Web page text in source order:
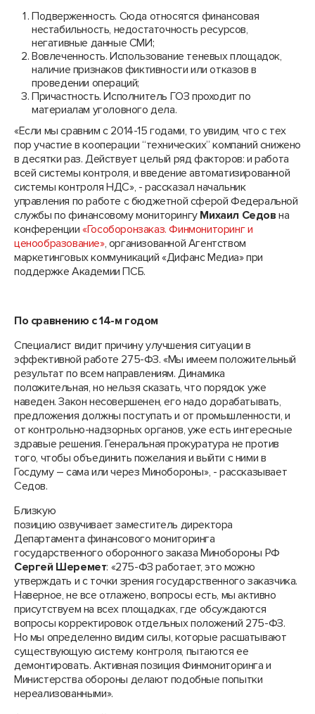
Подверженность. Сюда относятся финансовая
нестабильность, недостаточность ресурсов,
негативные данные СМИ;
Вовлеченность. Использование теневых площадок,
наличие признаков фиктивности или отказов в
проведении операций;
Причастность. Исполнитель ГОЗ проходит по
материалам уголовного дела.
«Если мы сравним с 2014-15 годами, то увидим, что с тех
пор участие в кооперации “технических” компаний снижено
в десятки раз. Действует целый ряд факторов: и работа
всей системы контроля, и введение автоматизированной
системы контроля НДС», - рассказал начальник
управления по работе с бюджетной сферой Федеральной
службы по финансовому мониторингу Михаил Седовна
конференции«Гособоронзаказ. Финмониторинг и
ценообразование», организованной Агентством
маркетинговых коммуникаций «Дифанс Медиа» при
поддержке Академии ПСБ.
По сравнению с 14-м годом
Специалист видит причину улучшения ситуации в
эффективной работе 275-ФЗ. «Мы имеем положительный
результат по всем направлениям. Динамика
положительная, но нельзя сказать, что порядок уже
наведен. Закон несовершенен, его надо дорабатывать,
предложения должны поступать и от промышленности, и
от контрольно-надзорных органов, уже есть интересные
здравые решения. Генеральная прокуратура не против
того, чтобы объединить пожелания и выйти с ними в
Госдуму – сама или через Минобороны», - рассказывает
Седов.
Близкую
позицию озвучивает заместитель директора
Департамента финансового мониторинга
государственного оборонного заказа Минобороны РФ
Сергей Шеремет: «275-ФЗ работает, это можно
утверждать и с точки зрения государственного заказчика.
Наверное, не все отлажено, вопросы есть, мы активно
присутствуем на всех площадках, где обсуждаются
вопросы корректировок отдельных положений 275-ФЗ.
Но мы определенно видим силы, которые расшатывают
существующую систему контроля, пытаются ее
демонтировать. Активная позиция Финмониторинга и
Министерства обороны делают подобные попытки
нереализованными».